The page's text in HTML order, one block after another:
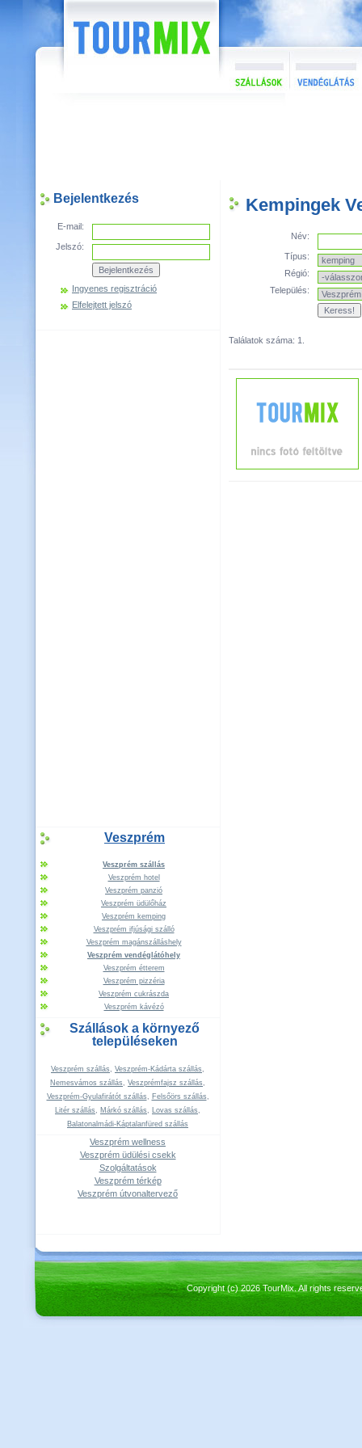
Bejelentkezés
E-mail:
Jelszó:
Ingyenes regisztráció
Elfelejtett jelszó
Veszprém
Veszprém szállás
Veszprém hotel
Veszprém panzió
Veszprém üdülőház
Veszprém kemping
Veszprém ifjúsági szálló
Veszprém magánszálláshely
Veszprém vendéglátóhely
Veszprém étterem
Veszprém pizzéria
Veszprém cukrászda
Veszprém kávézó
Szállások a környező
településeken
Veszprém szállás, Veszprém-Kádárta szállás,
Nemesvámos szállás, Veszprémfajsz szállás,
Veszprém-Gyulafirátót szállás, Felsőörs szállás,
Litér szállás, Márkó szállás, Lovas szállás,
Balatonalmádi-Káptalanfüred szállás
Veszprém wellness
Veszprém üdülési csekk
Szolgáltatások
Veszprém térkép
Veszprém útvonaltervező
Kempingek
Név:
Típus:
Régió:
Település:
Találatok száma: 1.
Copyright (c) 2026 TourMix. All rights